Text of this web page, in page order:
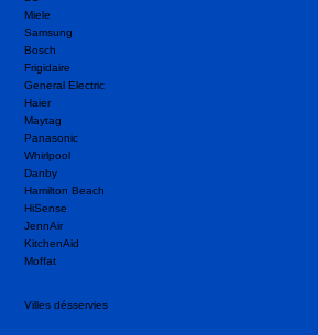
Miele
Samsung
Bosch
Frigidaire
General Electric
Haier
Maytag
Panasonic
Whirlpool
Danby
Hamilton Beach
HiSense
JennAir
KitchenAid
Moffat
Villes désservies